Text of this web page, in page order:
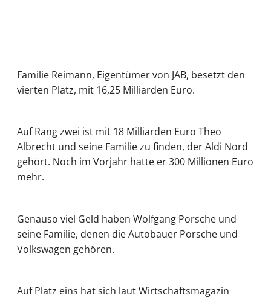
Familie Reimann, Eigentümer von JAB, besetzt den
vierten Platz, mit 16,25 Milliarden Euro.
Auf Rang zwei ist mit 18 Milliarden Euro Theo
Albrecht und seine Familie zu finden, der Aldi Nord
gehört. Noch im Vorjahr hatte er 300 Millionen Euro
mehr.
Genauso viel Geld haben Wolfgang Porsche und
seine Familie, denen die Autobauer Porsche und
Volkswagen gehören.
Auf Platz eins hat sich laut Wirtschaftsmagazin